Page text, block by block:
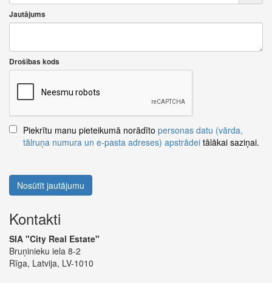
Jautājums
Drošības kods
Piekrītu manu pieteikumā norādīto personas datu (vārda,
tālruņa numura un e-pasta adreses) apstrādei tālākai saziņai.
Nosūtīt jautājumu
Kontakti
SIA "City Real Estate"
Bruņinieku iela 8-2
Rīga, Latvija, LV-1010